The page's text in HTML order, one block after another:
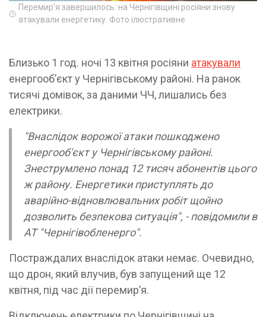
Перемирʼя завершилось: на Чернігівщині росіяни знову
атакували енергетику. Фото ілюстративне
Близько 1 год. ночі 13 квітня росіяни атакували
енергообʼєкт у Чернігівському районі. На ранок
тисячі домівок, за даними ЧЧ, лишались без
електрики.
"Внаслідок ворожої атаки пошкоджено
енергооб'єкт у Чернігівському районі.
Знеструмлено понад 12 тисяч абонентів цього
ж району. Енергетики приступлять до
аварійно-відновлювальних робіт щойно
дозволить безпекова ситуація", - повідомили в
АТ "Чернігівобленерго".
Постраждалих внаслідок атаки немає. Очевидно,
що дрон, який влучив, був запущений ще 12
квітня, під час дії перемирʼя.